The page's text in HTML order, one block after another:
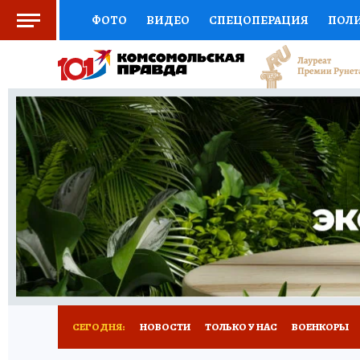
ФОТО ВИДЕО СПЕЦОПЕРАЦИЯ
СОЦПОДДЕРЖКА НАУКА СПЕЦПРОЕКТЫ
НАЦИОНАЛЬНЫЕ ПРОЕКТЫ РОССИИ
ЖЕНСКИЕ СЕКРЕТЫ ПУТЕВОДИТЕЛЬ
ДЕФИЦИТ ЖЕЛЕЗА ПРЕСС-ЦЕНТР
РЕКЛАМА ТЕСТЫ НОВОЕ НА САЙТЕ
СЕГОДНЯ: НОВОСТИ ТОЛЬКО У НАС ВОЕНКОРЫ